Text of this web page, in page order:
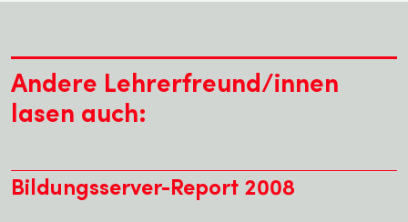
Andere Lehrerfreund/innen
lasen auch:
Bildungsserver-Report 2008